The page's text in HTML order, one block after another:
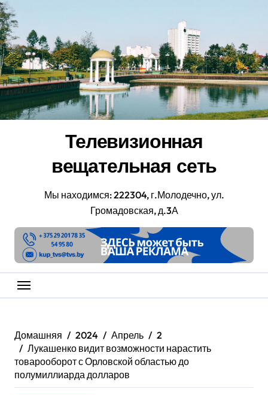
Перейти
к
содержанию
Телевизионная
вещательная сеть
Мы находимся: 222304, г.Молодечно, ул.
Громадовская, д.3А
Домашняя 2024 Апрель
2
Лукашенко видит возможности нарастить
товарооборот с Орловской областью до
полумиллиарда долларов